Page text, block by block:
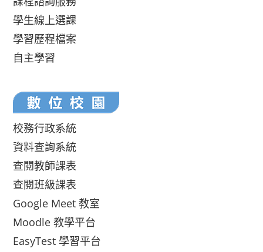
學生線上選課
學習歷程檔案
自主學習
校務行政系統
資料查詢系統
查閱教師課表
查閱班級課表
Google Meet 教室
Moodle 教學平台
EasyTest 學習平台